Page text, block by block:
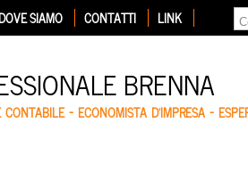
DOVE SIAMO CONTATTI LINK
BRENNA
CONTABILE – ECONOMISTA D'IMPRESA –